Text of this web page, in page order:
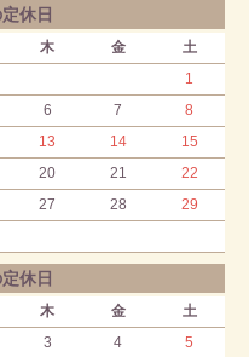
休日
木 金
土
1
6 7
8
13 14
15
20 21
22
27 28
29
休日
木 金
土
3 4
5